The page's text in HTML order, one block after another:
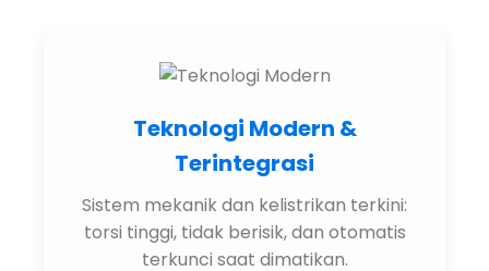
Teknologi Modern &
Terintegrasi
Sistem mekanik dan kelistrikan terkini:
torsi tinggi, tidak berisik, dan otomatis
terkunci saat dimatikan.